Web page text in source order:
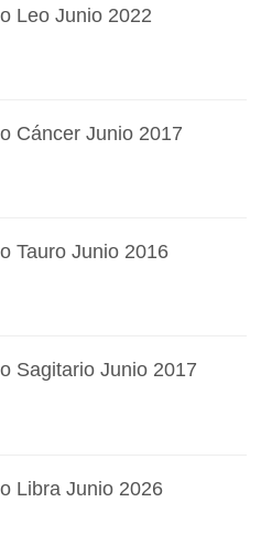
Leo Junio 2022
Cáncer Junio 2017
Tauro Junio 2016
Sagitario Junio 2017
Libra Junio 2026